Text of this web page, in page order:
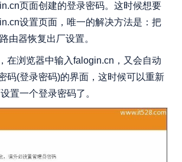
页面创建的登录密码。这时候想要
设置页面，唯一的解决方法是：把
由器恢复出厂设置。
在浏览器中输入falogin.cn，又会自动
码(登录密码)的界面，这时候可以重新
置一个登录密码了。